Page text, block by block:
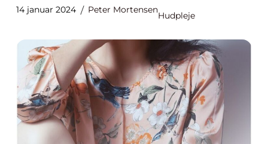
14 januar 2024 Peter Mortensen
Hudpleje